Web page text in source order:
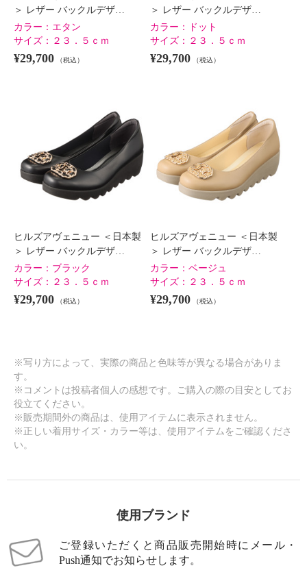
＞ レザー バックルデザ…
カラー： エタン
サイズ： ２３．５ｃｍ
¥29,700 （税込）
＞ レザー バックルデザ…
カラー：
ドット
サイズ： ２３．５ｃｍ
¥29,700 （税込）
ヒルズアヴェニュー ＜日本製
＞ レザー バックルデザ…
カラー： ブラック
サイズ： ２３．５ｃｍ
¥29,700 （税込）
ヒルズアヴェニュー ＜日本製
＞ レザー バックルデザ…
カラー： ベージュ
サイズ： ２３．５ｃｍ
¥29,700 （税込）
※写り方によって、実際の商品と色味等が異なる場合がありま
す。
※コメントは投稿者個人の感想です。ご購入の際の目安としてお
役立てください。
※販売期間外の商品は、使用アイテムに表示されません。
※正しい着用サイズ・カラー等は、使用アイテムをご確認くださ
い。
使用ブランド
ご登録いただくと商品販売開始時にメール・
Push通知でお知らせします。